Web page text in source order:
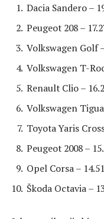
Dacia Sandero –
Peugeot 208 –
Volkswagen Golf
Volkswagen T-
Renault Clio –
Volkswagen
Toyota Yaris
Peugeot 2008 –
Opel Corsa –
Škoda Octavia –